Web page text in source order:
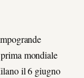
mondiale
il 6 giugno